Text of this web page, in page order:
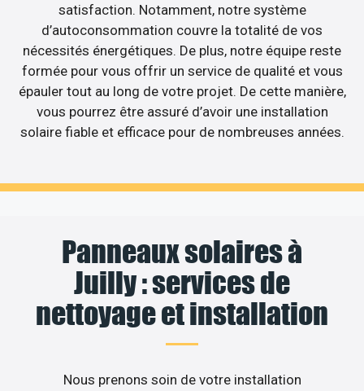
satisfaction. Notamment, notre système
d’autoconsommation couvre la totalité de vos
nécessités énergétiques. De plus, notre équipe reste
formée pour vous offrir un service de qualité et vous
épauler tout au long de votre projet. De cette manière,
vous pourrez être assuré d’avoir une installation
solaire fiable et efficace pour de nombreuses années.
Panneaux solaires à
Juilly : services de
nettoyage et installation
Nous prenons soin de votre installation